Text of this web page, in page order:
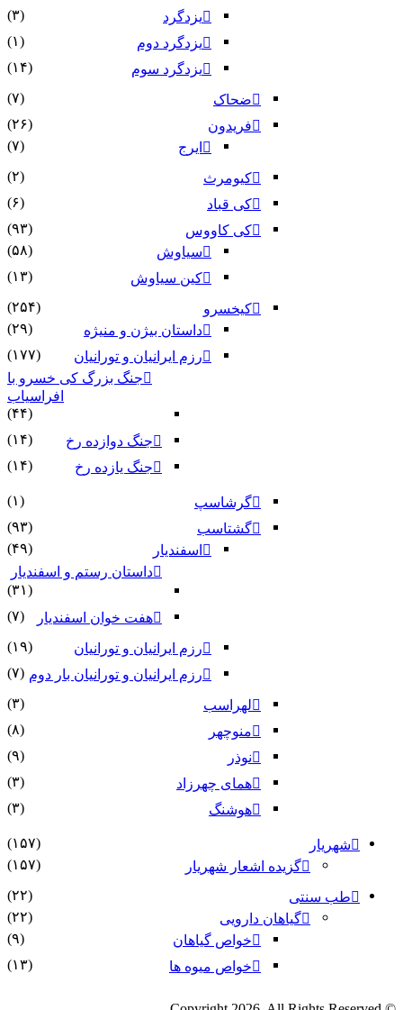
یزدگرد
(۳)
یزدگرد دوم
(۱)
یزدگرد سوم
(۱۴)
ضحاک
(۷)
فریدون
(۲۶)
ایرج
(۷)
کیومرث
(۲)
کی قباد
(۶)
کی کاووس
(۹۳)
سیاوش
(۵۸)
کین سیاوش
(۱۳)
کیخسرو
(۲۵۴)
داستان بیژن و منیژه
(۲۹)
رزم ایرانیان و تورانیان
(۱۷۷)
جنگ بزرگ کی خسرو با
افراسیاب
(۴۴)
جنگ دوازده رخ
(۱۴)
جنگ یازده رخ
(۱۴)
گرشاسپ
(۱)
گشتاسب
(۹۳)
اسفندیار
(۴۹)
داستان رستم و اسفندیار
(۳۱)
هفت خوان اسفندیار
(۷)
رزم ایرانیان و تورانیان
(۱۹)
رزم ایرانیان و تورانیان بار دوم (۷)
لهراسب
(۳)
منوچهر
(۸)
نوذر
(۹)
هماى چهرزاد
(۳)
هوشنگ
(۳)
شهریار
(۱۵۷)
گزیده اشعار شهریار
(۱۵۷)
طب سنتی
(۲۲)
گیاهان دارویی
(۲۲)
خواص گیاهان
(۹)
خواص میوه ها
(۱۳)